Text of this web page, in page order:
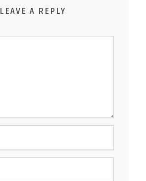
LEAVE A REPLY